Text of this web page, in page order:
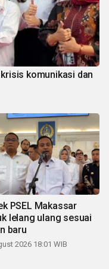
komunikasi dan
PSEL Makassar
lelang ulang sesuai
baru
2026 18:01 WIB